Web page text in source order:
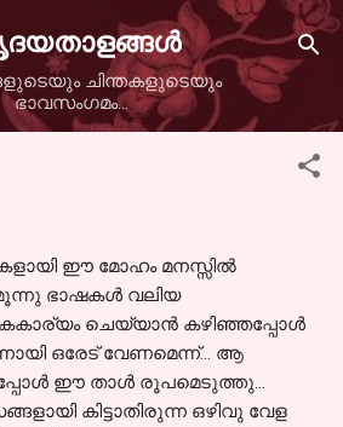
to main content
ചിന്തകളുടെയും
ഭാവസംഗമം...
ഈ മോഹം മനസ്സില്‍
മൂന്നു ഭാഷകള്‍ വലിയ
ചെയ്യാന്‍ കഴിഞ്ഞപ്പോള്‍
ഒരേട്‌ വേണമെന്ന്... ആ
ഈ താള്‍ രൂപമെടുത്തു...
കിട്ടാതിരുന്ന ഒഴിവു വേള